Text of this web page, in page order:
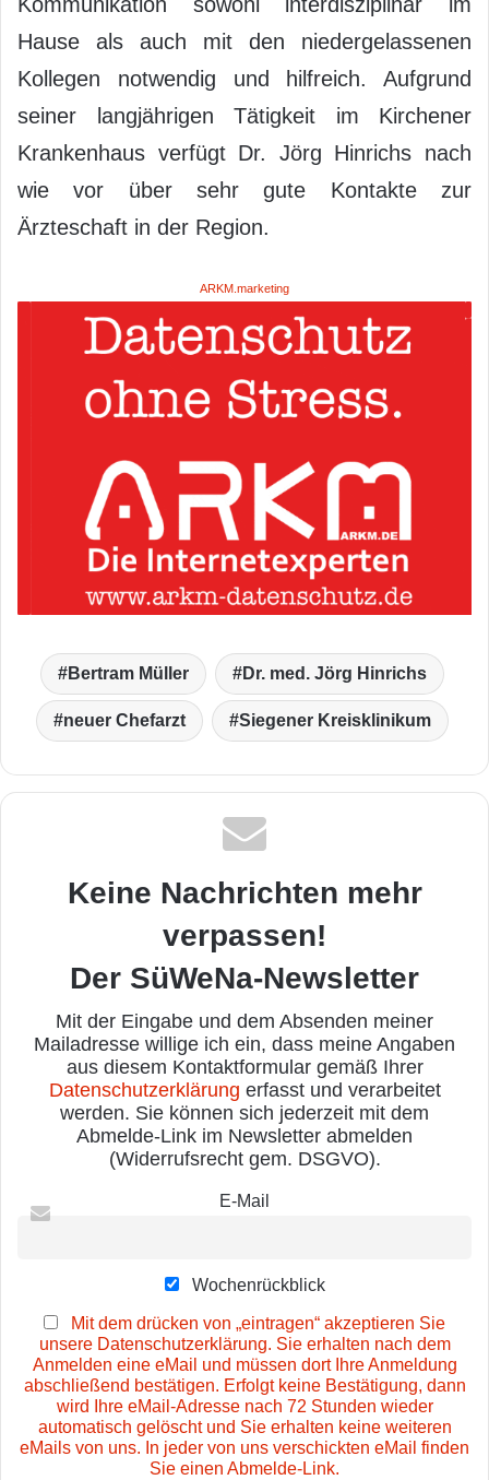
Hause als auch mit den niedergelassenen
Kollegen notwendig und hilfreich. Aufgrund
seiner langjährigen Tätigkeit im Kirchener
Krankenhaus verfügt Dr. Jörg Hinrichs nach
wie vor über sehr gute Kontakte zur
Ärzteschaft in der Region.
ARKM.marketing
Bertram Müller Dr. med. Jörg Hinrichs
neuer Chefarzt Siegener Kreisklinikum
Keine Nachrichten mehr
verpassen!
Der SüWeNa-Newsletter
Mit der Eingabe und dem Absenden meiner
Mailadresse willige ich ein, dass meine Angaben
aus diesem Kontaktformular gemäß Ihrer
Datenschutzerklärung erfasst und verarbeitet
werden. Sie können sich jederzeit mit dem
Abmelde-Link im Newsletter abmelden
(Widerrufsrecht gem. DSGVO).
E-Mail
Wochenrückblick
Mit dem drücken von „eintragen“ akzeptieren Sie
unsere Datenschutzerklärung. Sie erhalten nach dem
Anmelden eine eMail und müssen dort Ihre Anmeldung
abschließend bestätigen. Erfolgt keine Bestätigung, dann
wird Ihre eMail-Adresse nach 72 Stunden wieder
automatisch gelöscht und Sie erhalten keine weiteren
eMails von uns. In jeder von uns verschickten eMail finden
Sie einen Abmelde-Link.